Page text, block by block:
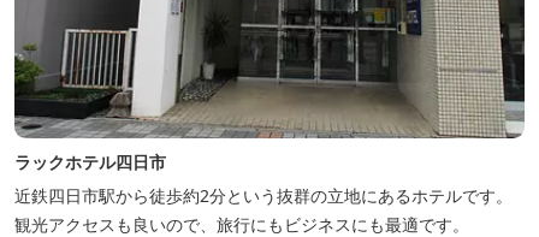
ラックホテル四日市
近鉄四日市駅から徒歩約2分という抜群の立地にあるホテルです。
観光アクセスも良いので、旅行にもビジネスにも最適です。